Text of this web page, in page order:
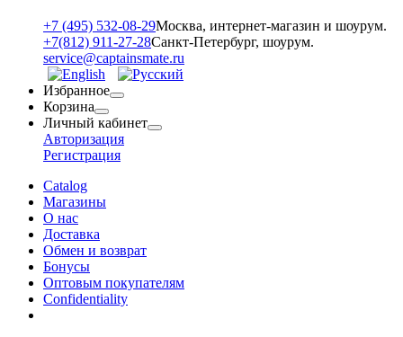
+7 (495) 532-08-29Москва, интернет-магазин и шоурум.
+7(812) 911-27-28Санкт-Петербург, шоурум.
service@captainsmate.ru
Избранное
Корзина
Личный кабинет
Авторизация
Регистрация
Catalog
Магазины
О нас
Доставка
Обмен и возврат
Бонусы
Оптовым покупателям
Сonfidentiality